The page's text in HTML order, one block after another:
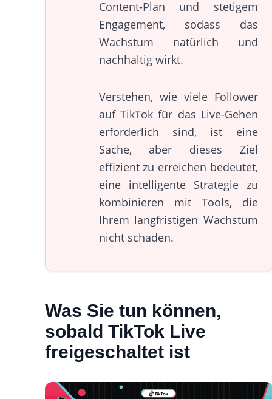
Content-Plan und stetigem
Engagement, sodass das
Wachstum natürlich und
nachhaltig wirkt.
Verstehen, wie viele Follower
auf TikTok für das Live-Gehen
erforderlich sind, ist eine
Sache, aber dieses Ziel
effizient zu erreichen bedeutet,
eine intelligente Strategie zu
kombinieren mit Tools, die
Ihrem langfristigen Wachstum
nicht schaden.
Was Sie tun können,
sobald TikTok Live
freigeschaltet ist